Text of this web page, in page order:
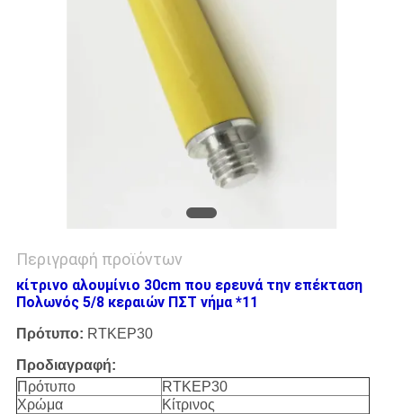
Περιγραφή προϊόντων
κίτρινο αλουμίνιο 30cm που ερευνά την επέκταση
Πολωνός 5/8 κεραιών ΠΣΤ νήμα *11
Πρότυπο: RTKEP30
Προδιαγραφή:
Πρότυπο
RTKEP30
Χρώμα
Κίτρινος